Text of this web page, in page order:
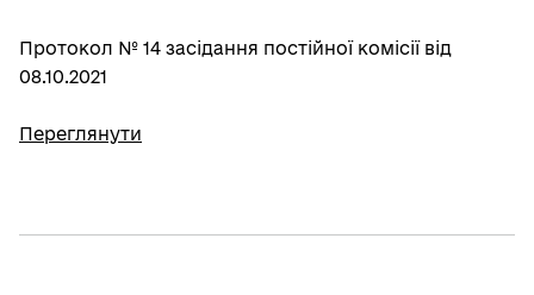
Протокол № 14 засідання постійної комісії від
08.10.2021
Переглянути